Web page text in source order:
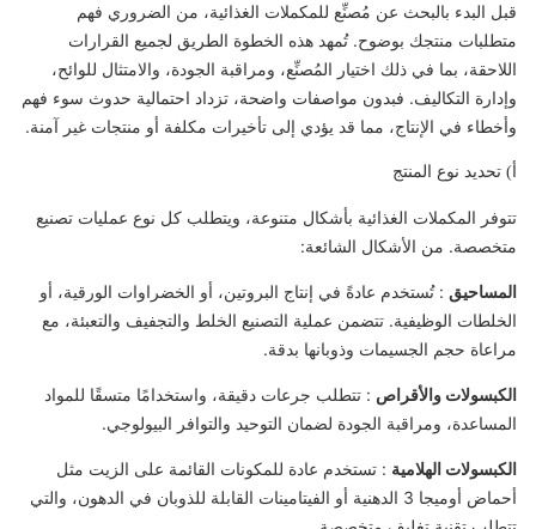
قبل البدء بالبحث عن مُصنِّع للمكملات الغذائية، من الضروري فهم
متطلبات منتجك بوضوح. تُمهد هذه الخطوة الطريق لجميع القرارات
اللاحقة، بما في ذلك اختيار المُصنِّع، ومراقبة الجودة، والامتثال للوائح،
وإدارة التكاليف. فبدون مواصفات واضحة، تزداد احتمالية حدوث سوء فهم
وأخطاء في الإنتاج، مما قد يؤدي إلى تأخيرات مكلفة أو منتجات غير آمنة.
أ) تحديد نوع المنتج
تتوفر المكملات الغذائية بأشكال متنوعة، ويتطلب كل نوع عمليات تصنيع
متخصصة. من الأشكال الشائعة:
المساحيق : تُستخدم عادةً في إنتاج البروتين، أو الخضراوات الورقية، أو
الخلطات الوظيفية. تتضمن عملية التصنيع الخلط والتجفيف والتعبئة، مع
مراعاة حجم الجسيمات وذوبانها بدقة.
الكبسولات والأقراص : تتطلب جرعات دقيقة، واستخدامًا متسقًا للمواد
المساعدة، ومراقبة الجودة لضمان التوحيد والتوافر البيولوجي.
الكبسولات الهلامية : تستخدم عادة للمكونات القائمة على الزيت مثل
أحماض أوميجا 3 الدهنية أو الفيتامينات القابلة للذوبان في الدهون، والتي